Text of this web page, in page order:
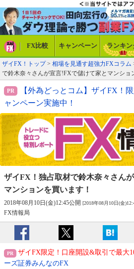
FX比較 キャンペーン ランキン
ザイFX！トップ> 相場を見通す超強力FXコラム
で鈴木奈々さんが宣言!FXで儲けて家とマンショ
【外為どっとコム】ザイFX！
ャンペーン実施中！
ザイFX！独占取材で鈴木奈々さん
マンションを買います！
2018年08月10日(金)12:45公開 [2018年08月10日(金
FX情報局
ザイFX限定！口座開設&取引で最大
ーズ証券みんなのFX